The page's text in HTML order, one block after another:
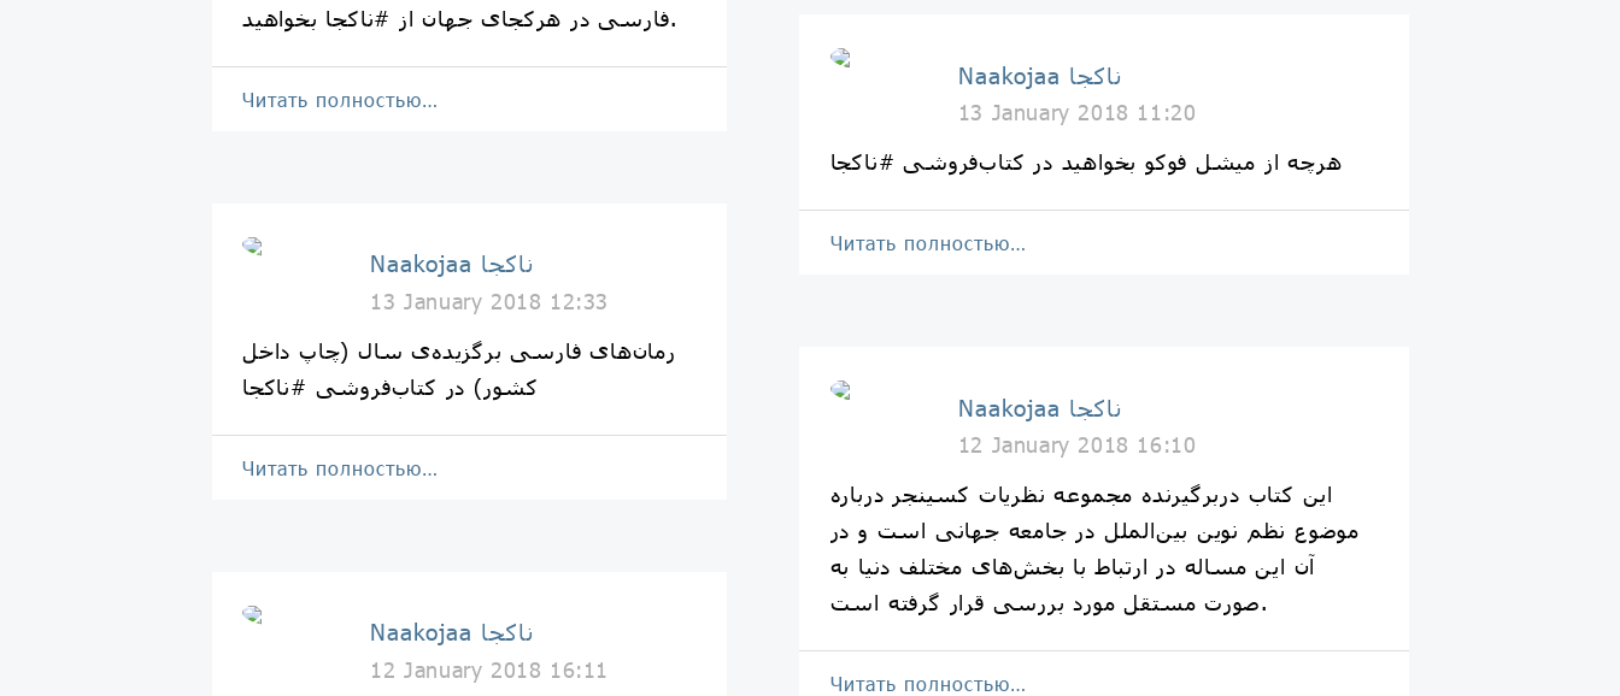
فارسى در هركجاى جهان از #ناكجا بخواهيد.
Читать полностью…
Naakojaa ناکجا
13 January 2018 12:33
رمان‌های فارسی برگزیده‌ی سال (چاپ داخل
کشور) در کتاب‌فروشی #ناکجا
Читать полностью…
Naakojaa ناکجا
12 January 2018 16:11
Naakojaa ناکجا
13 January 2018 11:20
هرچه از میشل فوکو بخواهید در کتاب‌فروشی #ناکجا
Читать полностью…
Naakojaa ناکجا
12 January 2018 16:10
این کتاب دربرگیرنده مجموعه نظریات کسینجر درباره
موضوع نظم نوین بین‌الملل در جامعه جهانی است و در
آن این مساله در ارتباط با بخش‌های مختلف دنیا به
صورت مستقل مورد بررسی قرار گرفته است.
Читать полностью…